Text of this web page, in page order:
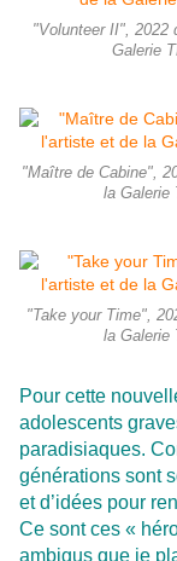
"Volunteer II", 2022
Galerie
"Maître de Cabine",
la Galerie
"Take your Time",
la Galerie
Pour cette
adolescents
paradisiaques.
générations sont
et d’idées pour
Ce sont ces «
ambigus que je